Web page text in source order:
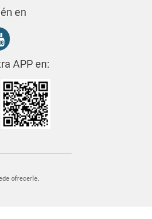
en
APP en:
ofrecerle.